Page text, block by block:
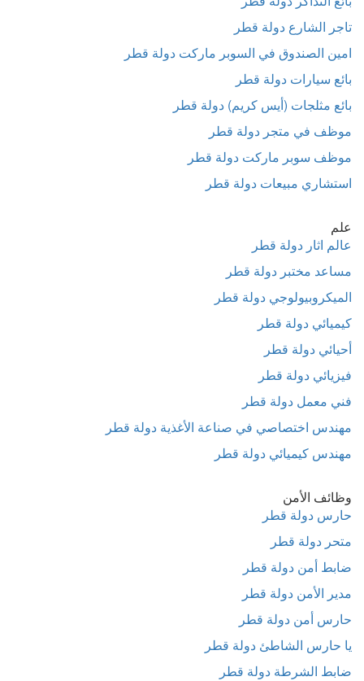
تاجر الشارع دولة قطر
امين الصندوق في السوبر ماركت دولة قطر
بائع سيارات دولة قطر
بائع مثلجات (أيس كريم) دولة قطر
موظف في متجر دولة قطر
موظف سوبر ماركت دولة قطر
استشاري مبيعات دولة قطر
علم
عالم اثار دولة قطر
مساعد مختبر دولة قطر
الميكروبيولوجي دولة قطر
كيميائي دولة قطر
أحيائي دولة قطر
فيزيائي دولة قطر
فني معمل دولة قطر
مهندس اختصاصي في صناعة الأغذية دولة قطر
مهندس كيميائي دولة قطر
وظائف الأمن
حارس دولة قطر
متحر دولة قطر
ضابط أمن دولة قطر
مدير الأمن دولة قطر
حارس أمن دولة قطر
يا حارس الشاطئ دولة قطر
ضابط الشرطة دولة قطر